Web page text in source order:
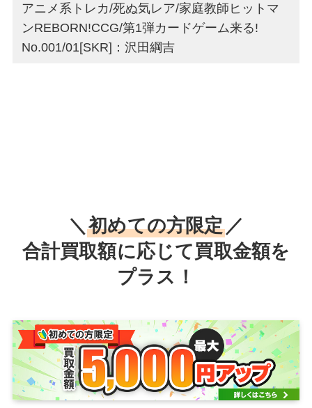
アニメ系トレカ/死ぬ気レア/家庭教師ヒットマ
ンREBORN!CCG/第1弾カードゲーム来る!
No.001/01[SKR]：沢田綱吉
＼初めての方限定／
合計買取額に応じて買取金額を
プラス！